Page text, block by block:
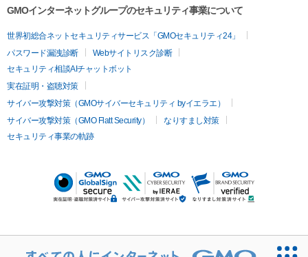
GMOインターネットグループのセキュリティ事業について
世界初総合ネットセキュリティサービス「GMOセキュリティ24」
パスワード漏洩診断
Webサイトリスク診断
セキュリティ相談AIチャットボット
実在証明・盗聴対策
サイバー攻撃対策（GMOサイバーセキュリティ byイエラエ）
サイバー攻撃対策（GMO Flatt Security）
なりすまし対策
セキュリティ事業の軌跡